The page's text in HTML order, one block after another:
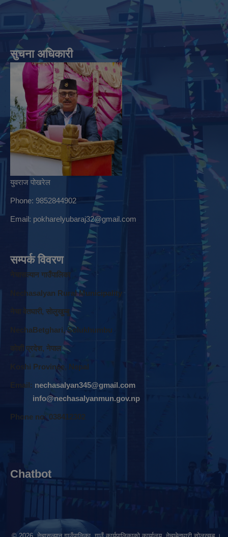
सुचना अधिकारी
युवराज पोखरेल
Phone: 9852844902
Email: pokharelyubaraj32@gmail.com
सम्पर्क विवरण
नेचासल्यान गाउँपालिका
Nechasalyan Rural Municipality
नेचा वेतघारी, साेलुखुम्बु
NechaBetghari, Solukhumbu
काेशी प्रदेश, नेपाल
Koshi Province, Nepal
Email: nechasalyan345@gmail.com
info@nechasalyanmun.gov.np
Phone no: 038412302
Chatbot